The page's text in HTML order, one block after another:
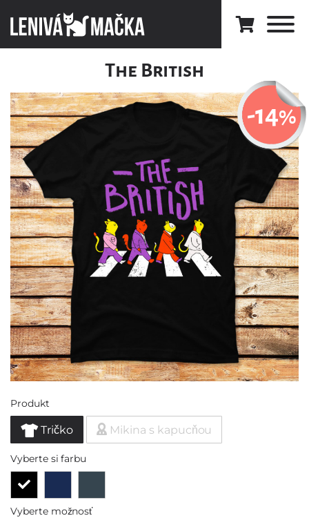
The British
-14%
Produkt
Tričko Mikina s kapucňou
Vyberte si farbu
Vyberte možnosť